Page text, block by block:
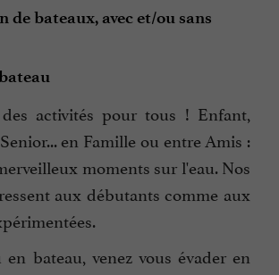
de bateaux, avec et/ou sans
activités pour tous ! Enfant,
en Famille ou entre Amis :
moments sur l'eau. Nos
aux débutants comme aux
bateau, venez vous évader en